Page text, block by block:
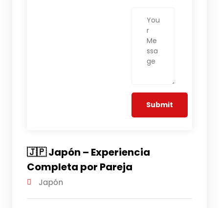
🇯🇵 Japón – Experiencia
Completa por Pareja
Japón